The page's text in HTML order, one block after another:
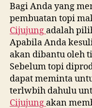
Bagi Anda yang
pembuatan topi
Cijujung adalah
Apabila Anda
akan dibantu oleh
Sebelum topi
dapat meminta
terlwbih dahulu
Cijujung akan